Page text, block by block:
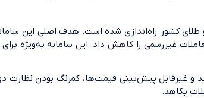
طلای کشور راه‌اندازی شده است. هدف اصلی این
غیررسمی را کاهش داد. این سامانه به‌ویژه برای
و غیرقابل پیش‌بینی قیمت‌ها، کمرنگ بودن نظارت
بکاهد.